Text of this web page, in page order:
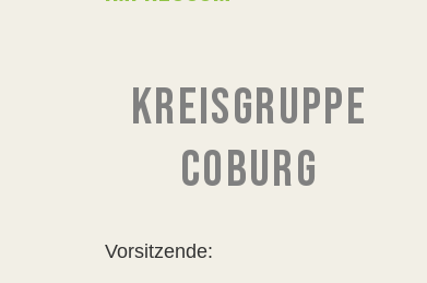
KREISGRUPPE
COBURG
Vorsitzende: